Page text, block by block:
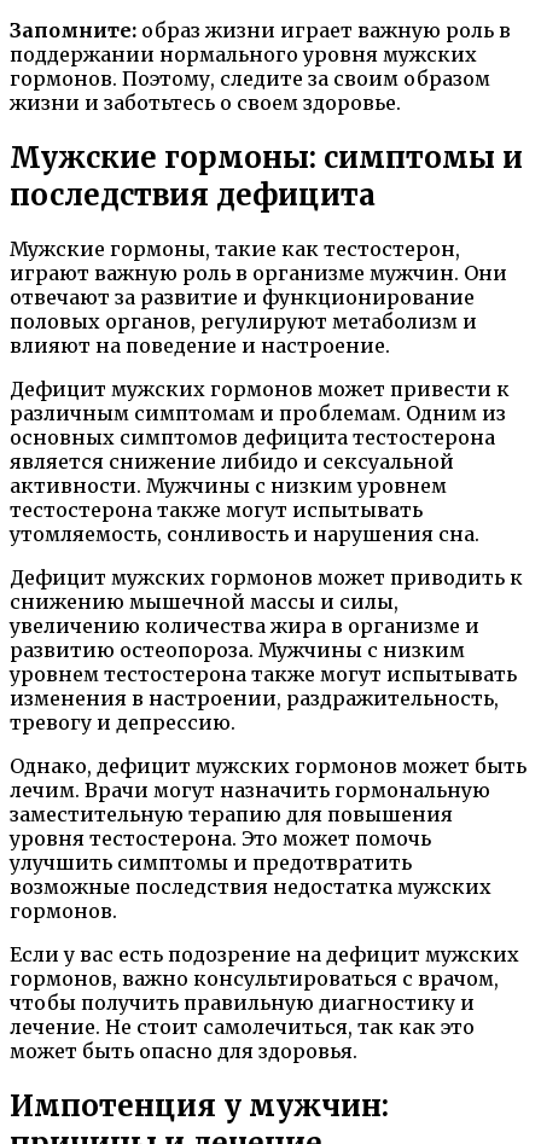
Запомните: образ жизни играет важную роль в
поддержании нормального уровня мужских
гормонов. Поэтому, следите за своим образом
жизни и заботьтесь о своем здоровье.
Мужские гормоны: симптомы и
последствия дефицита
Мужские гормоны, такие как тестостерон,
играют важную роль в организме мужчин. Они
отвечают за развитие и функционирование
половых органов, регулируют метаболизм и
влияют на поведение и настроение.
Дефицит мужских гормонов может привести к
различным симптомам и проблемам. Одним из
основных симптомов дефицита тестостерона
является снижение либидо и сексуальной
активности. Мужчины с низким уровнем
тестостерона также могут испытывать
утомляемость, сонливость и нарушения сна.
Дефицит мужских гормонов может приводить к
снижению мышечной массы и силы,
увеличению количества жира в организме и
развитию остеопороза. Мужчины с низким
уровнем тестостерона также могут испытывать
изменения в настроении, раздражительность,
тревогу и депрессию.
Однако, дефицит мужских гормонов может быть
лечим. Врачи могут назначить гормональную
заместительную терапию для повышения
уровня тестостерона. Это может помочь
улучшить симптомы и предотвратить
возможные последствия недостатка мужских
гормонов.
Если у вас есть подозрение на дефицит мужских
гормонов, важно консультироваться с врачом,
чтобы получить правильную диагностику и
лечение. Не стоит самолечиться, так как это
может быть опасно для здоровья.
Импотенция у мужчин: